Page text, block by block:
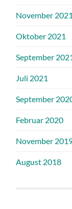
November 2021
Oktober 2021
September
Juli 2021
September
Februar 2020
November
August 2018